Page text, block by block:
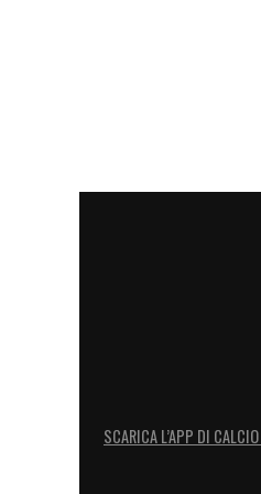
giocatori
classifica.
SCARICA L’APP DI